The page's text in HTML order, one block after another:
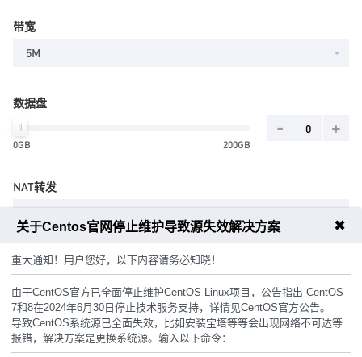
带宽
5M
数据盘
0GB 200GB
- +
NAT转发
主机密码
随机生成
关于Centos官网停止维护导致源失效解决方案 ✖
重大通知！用户您好，以下内容请务必知晓！
由于CentOS官方已全面停止维护CentOS Linux项目，公告指出 CentOS
7和8在2024年6月30日停止技术服务支持，详情见CentOS官方公告。
导致CentOS系统源已全面失效，比如安装宝塔等等会出现网络不可达等
报错，解决方案是更换系统源。输入以下命令：